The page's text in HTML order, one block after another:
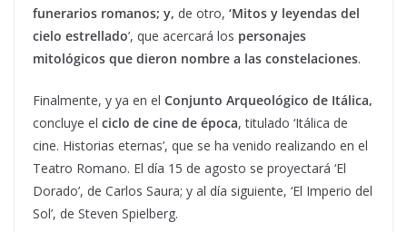
funerarios romanos; y, de otro, ‘Mitos y leyendas del
cielo estrellado’, que acercará los personajes
mitológicos que dieron nombre a las constelaciones.
Finalmente, y ya en el Conjunto Arqueológico de Itálica,
concluye el ciclo de cine de época, titulado ‘Itálica de
cine. Historias eternas’, que se ha venido realizando en el
Teatro Romano. El día 15 de agosto se proyectará ‘El
Dorado’, de Carlos Saura; y al día siguiente, ‘El Imperio del
Sol’, de Steven Spielberg.